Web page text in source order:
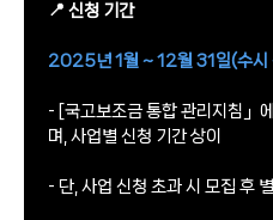
📍 신청 기간
2025년 1월 ~ 12월 31일(수시
- [국고보조금 통합 관리지침」
며, 사업별 신청 기간 상이
- 단, 사업 신청 초과 시 모집 후